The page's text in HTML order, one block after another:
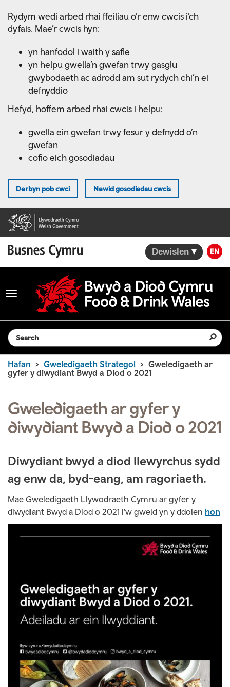
main
Rydym wedi arbed rhai ffeiliau o’r enw cwcis i’ch
dyfais. Mae’r cwcis hyn:
yn hanfodol i waith y safle
yn helpu gwella’n gwefan trwy gasglu
gwybodaeth ac adrodd am sut rydych chi’n ei
defnyddio
Hefyd, hoffem arbed rhai cwcis i helpu:
gwella ein gwefan trwy fesur y defnydd o’n
gwefan
cofio eich gosodiadau
Derbyn pob cwci Newid gosodiadau cwcis
Dewislen EN
Toggle
navigation
Search the website
Hafan Gweledigaeth Strategol
Gweledigaeth ar
gyfer y diwydiant Bwyd a Diod o 2021
Gweledigaeth ar gyfer y
diwydiant Bwyd a Diod o 2021
Diwydiant bwyd a diod llewyrchus sydd
ag enw da, byd-eang, am ragoriaeth.
Mae Gweledigaeth Llywodraeth Cymru ar gyfer y
diwydiant Bwyd a Diod o 2021 i'w gweld yn y ddolen hon